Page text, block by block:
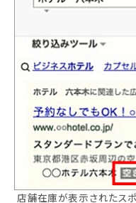
店舗在庫が表示されたス